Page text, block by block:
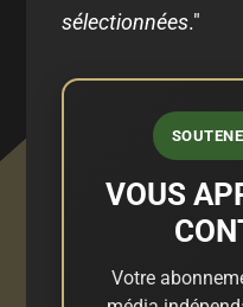
sélectionnées."
VOUS
Votre